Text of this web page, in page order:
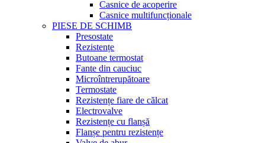
Casnice de acoperire
Casnice multifuncționale
PIESE DE SCHIMB
Presostate
Rezistențe
Butoane termostat
Fante din cauciuc
Microîntrerupătoare
Termostate
Rezistențe fiare de călcat
Electrovalve
Rezistențe cu flanșă
Flanșe pentru rezistențe